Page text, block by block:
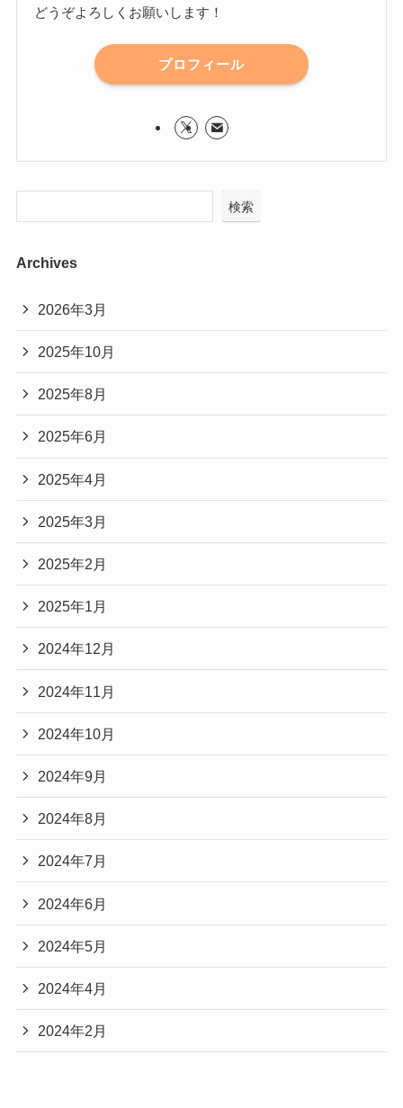
どうぞよろしくお願いします！
プロフィール
検索
Archives
2026年3月
2025年10月
2025年8月
2025年6月
2025年4月
2025年3月
2025年2月
2025年1月
2024年12月
2024年11月
2024年10月
2024年9月
2024年8月
2024年7月
2024年6月
2024年5月
2024年4月
2024年2月